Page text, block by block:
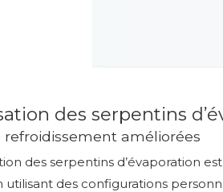
des serpentins
améliorées
des serpentins d’évaporation
utilisant des configurations